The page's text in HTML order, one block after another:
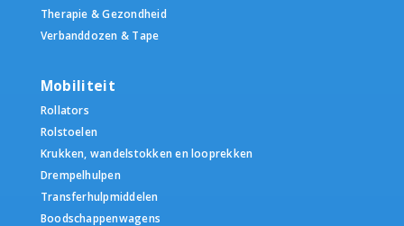
Therapie & Gezondheid
Verbanddozen & Tape
Mobiliteit
Rollators
Rolstoelen
Krukken, wandelstokken en looprekken
Drempelhulpen
Transferhulpmiddelen
Boodschappenwagens